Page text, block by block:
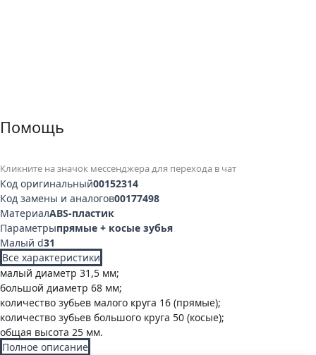
Помощь
Кликните на значок мессенджера для перехода в чат
Код оригинальный00152314
Код замены и аналогов00177498
МатериалABS-пластик
Параметрыпрямые + косые зубья
Малый d31
Все характеристики
малый диаметр 31,5 мм;
большой диаметр 68 мм;
количество зубьев малого круга 16 (прямые);
количество зубьев большого круга 50 (косые);
общая высота 25 мм.
Полное описание